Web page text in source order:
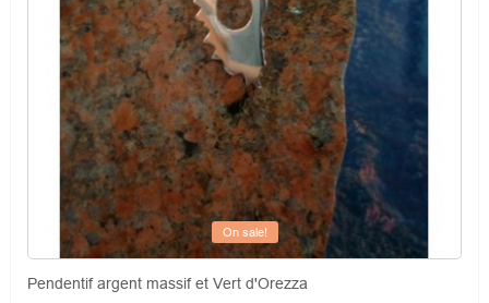
On sale!
Pendentif argent massif et Vert d'Orezza